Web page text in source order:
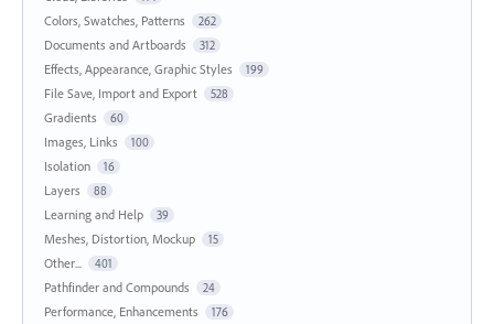
Colors, Swatches, Patterns 262
Documents and Artboards 312
Effects, Appearance, Graphic Styles 199
File Save, Import and Export 528
Gradients 60
Images, Links 100
Isolation 16
Layers 88
Learning and Help 39
Meshes, Distortion, Mockup 15
Other... 401
Pathfinder and Compounds 24
Performance, Enhancements 176